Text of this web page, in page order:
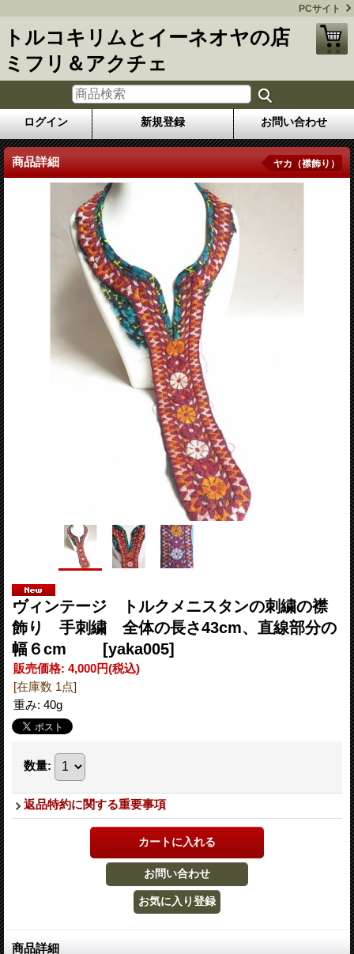
PCサイト
トルコキリムとイーネオヤの店
ミフリ＆アクチェ
ログイン 新規登録 お問い合わせ
商品詳細 ヤカ（襟飾り）
ヴィンテージ トルクメニスタンの刺繍の襟
飾り 手刺繍 全体の長さ43cm、直線部分の
幅６cm [yaka005]
販売価格: 4,000円(税込)
[在庫数 1点]
重み: 40g
数量:
返品特約に関する重要事項
商品詳細